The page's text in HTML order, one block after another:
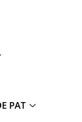
PAT